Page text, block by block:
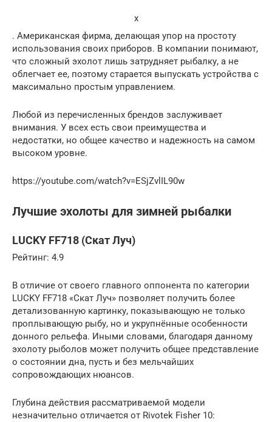
x
. Американская фирма, делающая упор на простоту
использования своих приборов. В компании понимают,
что сложный эхолот лишь затрудняет рыбалку, а не
облегчает ее, поэтому старается выпускать устройства с
максимально простым управлением.
Любой из перечисленных брендов заслуживает
внимания. У всех есть свои преимущества и
недостатки, но общее качество и надежность на самом
высоком уровне.
https://youtube.com/watch?v=ESjZvlIL90w
Лучшие эхолоты для зимней рыбалки
LUCKY FF718 (Скат Луч)
Рейтинг: 4.9
В отличие от своего главного оппонента по категории
LUCKY FF718 «Скат Луч» позволяет получить более
детализованную картинку, показывающую не только
проплывающую рыбу, но и укрупнённые особенности
донного рельефа. Иными словами, благодаря данному
эхолоту рыболов может получить общее представление
о состоянии дна, пусть и без мельчайших
сопровождающих нюансов.
Глубина действия рассматриваемой модели
незначительно отличается от Rivotek Fisher 10: